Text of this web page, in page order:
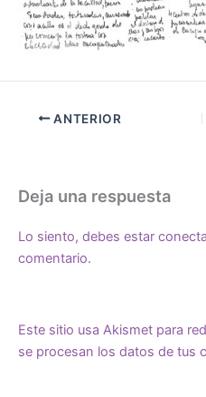
ANTERIOR
Deja una respuesta
Lo siento, debes estar
comentario.
Este sitio usa Akismet para
se procesan los datos de tus